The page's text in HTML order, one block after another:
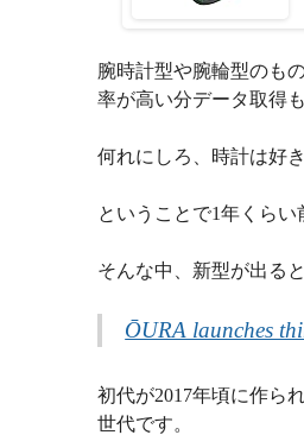
腕時計型や腕輪型のも
率が高い分データ取得
何れにしろ、時計は好
ということで1年くら
そんな中、新型が出る
ŌURA launches
初代が2017年頃に作ら
世代です。